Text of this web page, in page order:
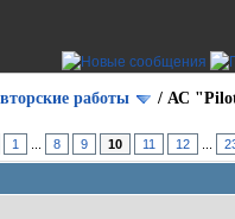
работы / АС
1 8 9 10 11 12